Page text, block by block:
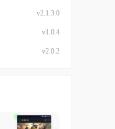
v2.1.3.0
v1.0.4
v2.0.2